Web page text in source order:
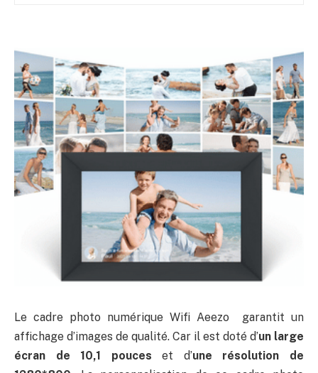
Le cadre photo numérique Wifi Aeezo garantit un
affichage d’images de qualité. Car il est doté d’un large
écran de 10,1 pouces et d’une résolution de